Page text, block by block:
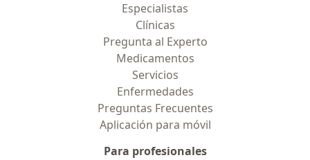
Especialistas
Clínicas
Pregunta al Experto
Medicamentos
Servicios
Enfermedades
Preguntas Frecuentes
Aplicación para móvil
Para profesionales